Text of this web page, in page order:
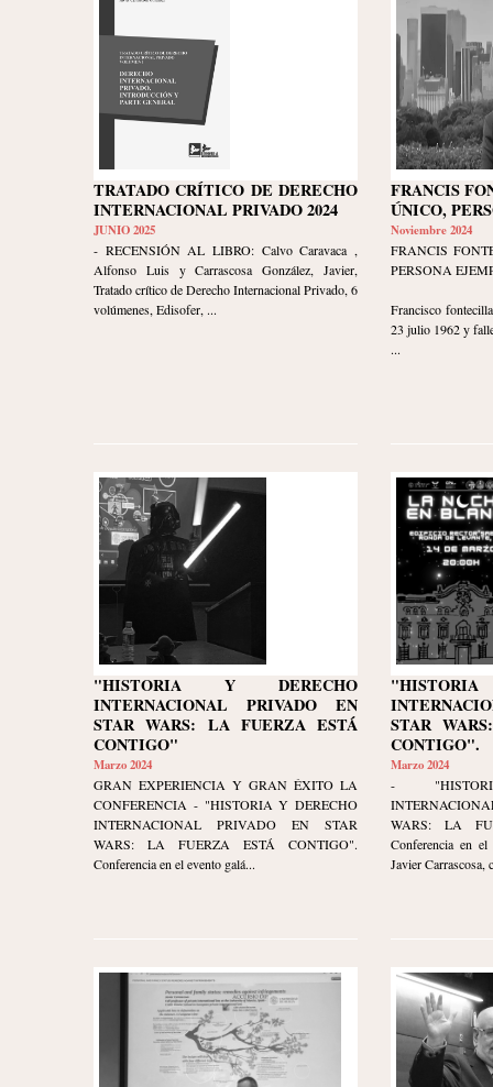
TRATADO CRÍTICO DE DERECHO
INTERNACIONAL PRIVADO 2024
JUNIO 2025
- RECENSIÓN AL LIBRO: Calvo Caravaca ,
Alfonso Luis y Carrascosa González, Javier,
Tratado crítico de Derecho Internacional Privado, 6
volúmenes, Edisofer, ...
FRANCIS
ÚNICO,
Noviembre 2024
FRANCIS
PERSONA
Francisco
23 julio 1962 y
...
"HISTORIA Y DERECHO
INTERNACIONAL PRIVADO EN
STAR WARS: LA FUERZA ESTÁ
CONTIGO"
Marzo 2024
GRAN EXPERIENCIA Y GRAN ÉXITO LA
CONFERENCIA - "HISTORIA Y DERECHO
INTERNACIONAL PRIVADO EN STAR
WARS: LA FUERZA ESTÁ CONTIGO".
Conferencia en el evento galá...
STAR
CONTIGO".
Marzo 2024
-
WARS: LA
Conferencia en
Javier